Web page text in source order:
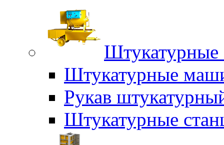
Штукатурные
Штукатурные
Рукав
Штукатурные